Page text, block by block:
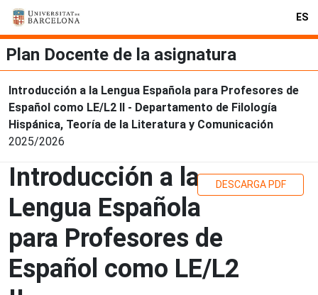
ES
Plan Docente de la asignatura
Introducción a la Lengua Española para Profesores de
Español como LE/L2 II - Departamento de Filología
Hispánica, Teoría de la Literatura y Comunicación
2025/2026
Introducción a la
Lengua Española
para Profesores de
Español como LE/L2
DESCARGA PDF